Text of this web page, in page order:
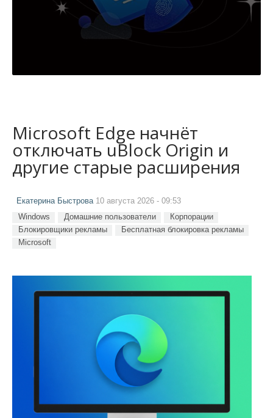
Microsoft Edge начнёт
отключать uBlock Origin и
другие старые расширения
Екатерина Быстрова10 августа 2026 - 09:53
Windows Домашние пользователи
Корпорации
Блокировщики рекламы
Бесплатная блокировка рекламы
Microsoft